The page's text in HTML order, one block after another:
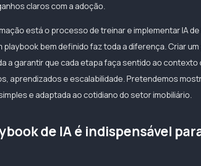
claros com a adoção.
está o processo de treinar e implementar IA
playbook bem definido faz toda a diferença. Criar
a garantir que cada etapa faça sentido ao contexto
aprendizados e escalabilidade. Pretendemos
e adaptada ao cotidiano do setor imobiliário.
de IA é indispensável